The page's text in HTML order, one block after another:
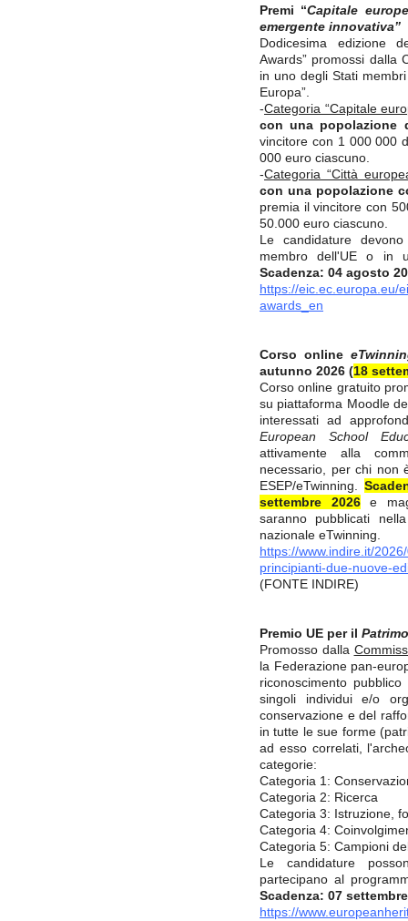
Premi “Capitale
emergente innovativa”
Dodicesima edizione
Awards” promossi dalla
in uno degli Stati
Europa”.
-Categoria “Capitale
con una popolazione
vincitore con 1 000 000
000 euro ciascuno.
-Categoria “Città
con una popolazione
premia il vincitore con
50.000 euro ciascuno.
Le candidature
membro dell'UE o in
Scadenza: 04 agosto
https://eic.ec.europa.eu/
awards_en
Corso online
autunno 2026 (18
Corso online gratuito
su piattaforma Moodle
interessati ad
European School
attivamente alla
necessario, per chi non
ESEP/eTwinning.
settembre 2026e
saranno pubblicati
nazionale eTwinning.
https://www.indire.it/
principianti-due-nuove-
(FONTE INDIRE)
Premio UE per il
Promosso dalla
la Federazione pan-
riconoscimento
singoli individui e/o
conservazione e del
in tutte le sue forme
ad esso correlati,
categorie:
Categoria 1:
Categoria 2: Ricerca
Categoria 3: Istruzione,
Categoria 4:
Categoria 5: Campioni
Le candidature
partecipano al
Scadenza: 07
https://